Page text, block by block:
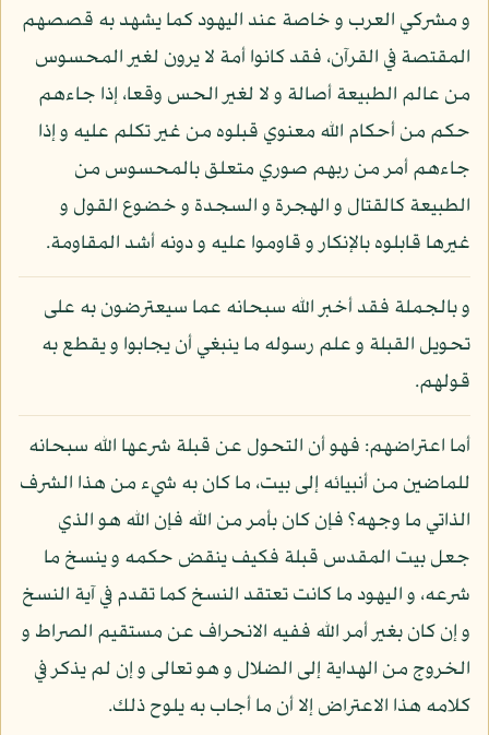
و مشركي العرب و خاصة عند اليهود كما يشهد به قصصهم
المقتصة في القرآن، فقد كانوا أمة لا يرون لغير المحسوس
من عالم الطبيعة أصالة و لا لغير الحس وقعا، إذا جاءهم
حكم من أحكام الله معنوي قبلوه من غير تكلم عليه و إذا
جاءهم أمر من ربهم صوري متعلق بالمحسوس من
الطبيعة كالقتال و الهجرة و السجدة و خضوع القول و
غيرها قابلوه بالإنكار و قاوموا عليه و دونه أشد المقاومة.
و بالجملة فقد أخبر الله سبحانه عما سيعترضون به على
تحويل القبلة و علم رسوله ما ينبغي أن يجابوا و يقطع به
قولهم.
أما اعتراضهم: فهو أن التحول عن قبلة شرعها الله سبحانه
للماضين من أنبيائه إلى بيت، ما كان به شيء من هذا الشرف
الذاتي ما وجهه؟ فإن كان بأمر من الله فإن الله هو الذي
جعل بيت المقدس قبلة فكيف ينقض حكمه و ينسخ ما
شرعه، و اليهود ما كانت تعتقد النسخ كما تقدم في آية النسخ
و إن كان بغير أمر الله ففيه الانحراف عن مستقيم الصراط و
الخروج من الهداية إلى الضلال و هو تعالى و إن لم يذكر في
كلامه هذا الاعتراض إلا أن ما أجاب به يلوح ذلك.